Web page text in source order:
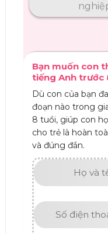
Bạn muốn con
tiếng Anh trước
Dù con của bạn
đoạn nào trong
8 tuổi, giúp con
cho trẻ là hoàn
và đúng đắn.